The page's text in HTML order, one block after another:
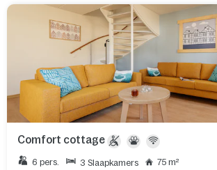
Comfort cottage
6 pers. 3 Slaapkamers 75 m²